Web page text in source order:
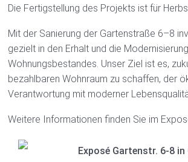
Die Fertigstellung des Projekts ist für
Mit der Sanierung der Gartenstraße 6–8
gezielt in den Erhalt und die
Wohnungsbestandes. Unser Ziel ist es,
bezahlbaren Wohnraum zu schaffen, der
Verantwortung mit moderner
Weitere Informationen finden Sie im
Exposé Gartenstr. 6-8 in